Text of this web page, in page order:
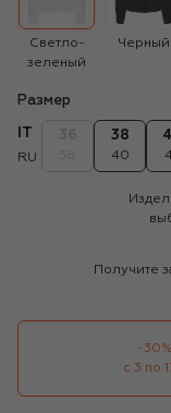
Светло-
зеленый
Черный
Размер
RU
38
40
Получите
-
с 3 по